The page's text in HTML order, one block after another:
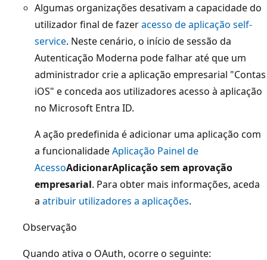
Algumas organizações desativam a capacidade do
utilizador final de fazeracesso de aplicação self-
service. Neste cenário, o início de sessão da
Autenticação Moderna pode falhar até que um
administrador crie a aplicação empresarial "Contas
iOS" e conceda aos utilizadores acesso à aplicação
no Microsoft Entra ID.
A ação predefinida é adicionar uma aplicação com
a funcionalidadeAplicação Painel de
AcessoAdicionarAplicação sem aprovação
empresarial. Para obter mais informações, aceda
a atribuir utilizadores a aplicações.
Observação
Quando ativa o OAuth, ocorre o seguinte: